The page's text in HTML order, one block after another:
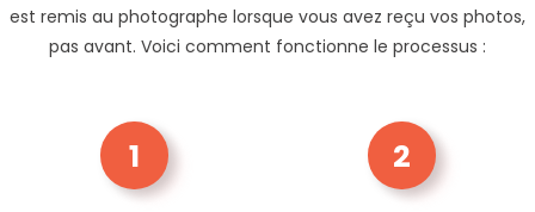
est remis au photographe lorsque vous avez reçu vos photos,
pas avant. Voici comment fonctionne le processus :
1 2